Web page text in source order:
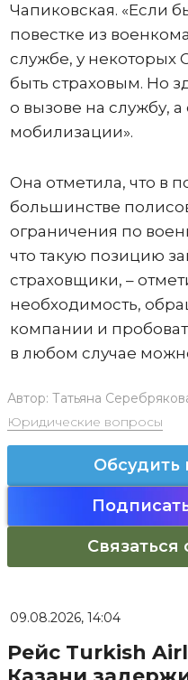
Чапиковская. «Если
повестке из
службе, у некоторых
быть страховым. Но
о вызове на службу, а
мобилизации».
Она отметила, что в
большинстве
ограничения по
что такую позицию
страховщики, –
необходимость,
компании и
в любом случае
Автор: Татьяна
Юридические вопросы
Обсудить
09.08.2026, 14:04
Рейс Turkish